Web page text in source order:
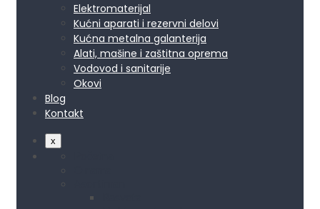
Elektromaterijal
Kućni aparati i rezervni delovi
Kućna metalna galanterija
Alati, mašine i zaštitna oprema
Vodovod i sanitarije
Okovi
Blog
Kontakt
x